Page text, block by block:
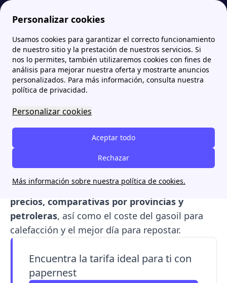
Personalizar cookies
Usamos cookies para garantizar el correcto funcionamiento
de nuestro sitio y la prestación de nuestros servicios. Si
nos lo permites, también utilizaremos cookies con fines de
análisis para mejorar nuestra oferta y mostrarte anuncios
personalizados. Para más información, consulta nuestra
política de privacidad.
Personalizar cookies
Aceptar todo
Rechazar
Más información sobre nuestra política de cookies.
Papernest.es Precio del gasoil hoy por marcas y provincias en Agosto 2026
Precio del gasoil hoy por
marcas y provincias en
Agosto 2026
Elprecio del gasoil en Españacambia a diario
según la provincia, la gasolinera y el tipo de
combustible. Hoy, el Gasóleo A ronda los
marcas. Aquí encontrarás laevolución de
precios, comparativas por provincias y
petroleras, así como el coste del gasoil para
calefacción y el mejor día para repostar.
Encuentra la tarifa ideal para ti con
papernest